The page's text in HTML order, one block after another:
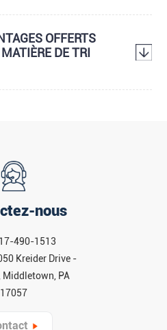
OFFERTS
DE TRI
nous
490-1513
Kreider Drive -
Middletown, PA
17057